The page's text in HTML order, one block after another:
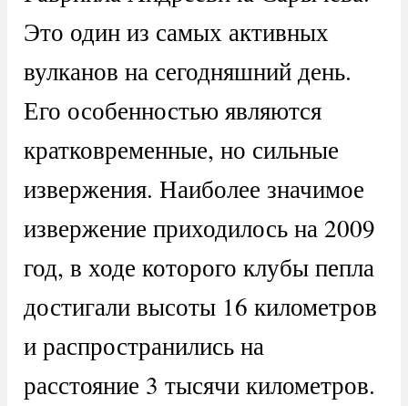
Это один из самых активных
вулканов на сегодняшний день.
Его особенностью являются
кратковременные, но сильные
извержения. Наиболее значимое
извержение приходилось на 2009
год, в ходе которого клубы пепла
достигали высоты 16 километров
и распространились на
расстояние 3 тысячи километров.